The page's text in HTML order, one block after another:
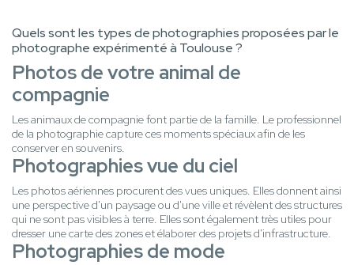
Quels sont les types de photographies proposées par le
photographe expérimenté à Toulouse ?
Photos de votre animal de
compagnie
Les animaux de compagnie font partie de la famille. Le professionnel
de la photographie capture ces moments spéciaux afin de les
conserver en souvenirs.
Photographies vue du ciel
Les photos aériennes procurent des vues uniques. Elles donnent ainsi
une perspective d'un paysage ou d'une ville et révèlent des structures
qui ne sont pas visibles à terre. Elles sont également très utiles pour
dresser une carte des zones et élaborer des projets d'infrastructure.
Photographies de mode